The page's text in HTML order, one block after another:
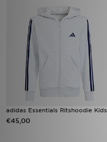
adidas Essentials Ritshoodie Kids
€45,00